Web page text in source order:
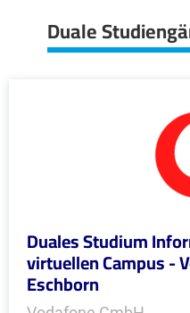
Duale
Duales Studium
virtuellen Campus -
Eschborn